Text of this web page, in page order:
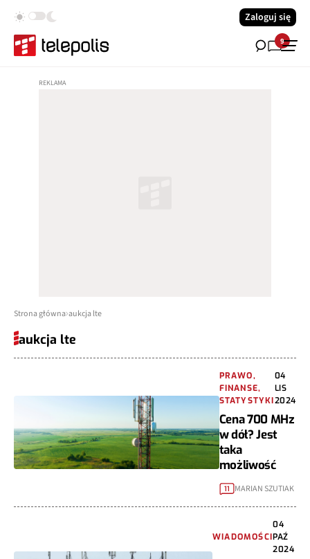
Zaloguj się
9
Strona główna aukcja lte
aukcja lte
PRAWO,
FINANSE,
STATYSTYKI
04
LIS
2024
Cena 700 MHz
w dół? Jest
taka
możliwość
11 MARIAN SZUTIAK
WIADOMOŚCI
04
PAŹ
2024